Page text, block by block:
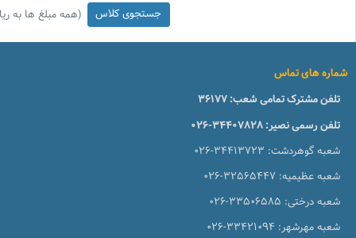
(همه مبلغ ها به
شماره های تماس
تلفن مشترک تمامی شعب:36177
تلفن رسمی نصیر:026-34407828
شعبه گوهردشت: 026-34413723
شعبه عظیمیه: 026-32565447
شعبه درختی: 026-33506585
شعبه مهرشهر: 026-33421094